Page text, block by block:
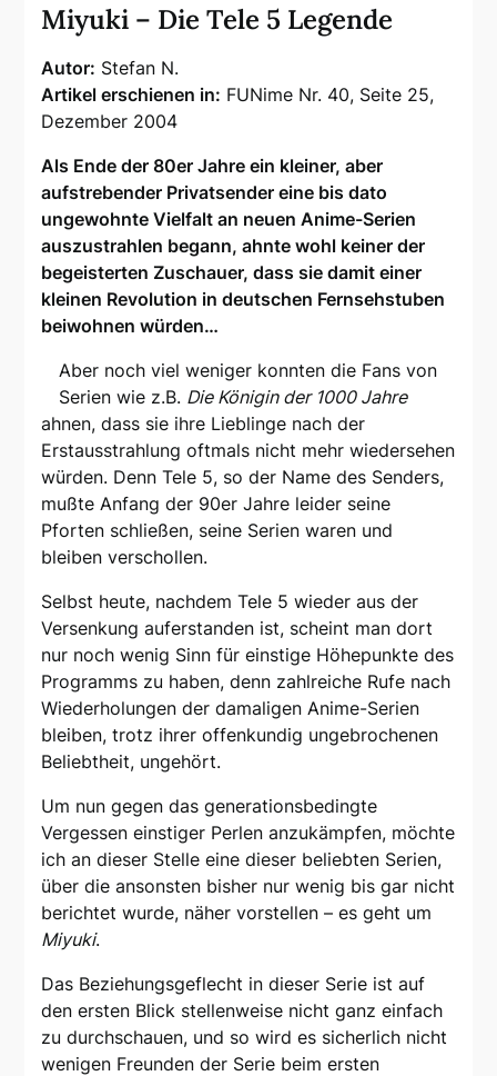
Miyuki – Die Tele 5 Legende
Autor: Stefan N.
Artikel erschienen in: FUNime Nr. 40, Seite 25,
Dezember 2004
Als Ende der 80er Jahre ein kleiner, aber
aufstrebender Privatsender eine bis dato
ungewohnte Vielfalt an neuen Anime-Serien
auszustrahlen begann, ahnte wohl keiner der
begeisterten Zuschauer, dass sie damit einer
kleinen Revolution in deutschen Fernsehstuben
beiwohnen würden…
Aber noch viel weniger konnten die Fans von
Serien wie z.B. Die Königin der 1000 Jahre
ahnen, dass sie ihre Lieblinge nach der
Erstausstrahlung oftmals nicht mehr wiedersehen
würden. Denn Tele 5, so der Name des Senders,
mußte Anfang der 90er Jahre leider seine
Pforten schließen, seine Serien waren und
bleiben verschollen.
Selbst heute, nachdem Tele 5 wieder aus der
Versenkung auferstanden ist, scheint man dort
nur noch wenig Sinn für einstige Höhepunkte des
Programms zu haben, denn zahlreiche Rufe nach
Wiederholungen der damaligen Anime-Serien
bleiben, trotz ihrer offenkundig ungebrochenen
Beliebtheit, ungehört.
Um nun gegen das generationsbedingte
Vergessen einstiger Perlen anzukämpfen, möchte
ich an dieser Stelle eine dieser beliebten Serien,
über die ansonsten bisher nur wenig bis gar nicht
berichtet wurde, näher vorstellen – es geht um
Miyuki.
Das Beziehungsgeflecht in dieser Serie ist auf
den ersten Blick stellenweise nicht ganz einfach
zu durchschauen, und so wird es sicherlich nicht
wenigen Freunden der Serie beim ersten